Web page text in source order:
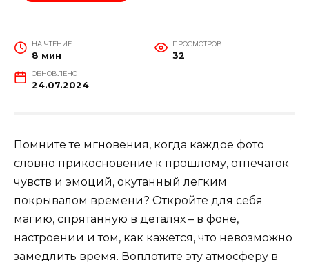
НА ЧТЕНИЕ
8 мин
ПРОСМОТРОВ
32
ОБНОВЛЕНО
24.07.2024
Помните те мгновения, когда каждое фото
словно прикосновение к прошлому, отпечаток
чувств и эмоций, окутанный легким
покрывалом времени? Откройте для себя
магию, спрятанную в деталях – в фоне,
настроении и том, как кажется, что невозможно
замедлить время. Воплотите эту атмосферу в